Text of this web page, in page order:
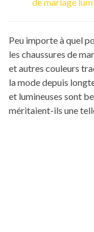
Peu importe à quel
les chaussures de
et autres couleurs
la mode depuis
et lumineuses sont
méritaient-ils une